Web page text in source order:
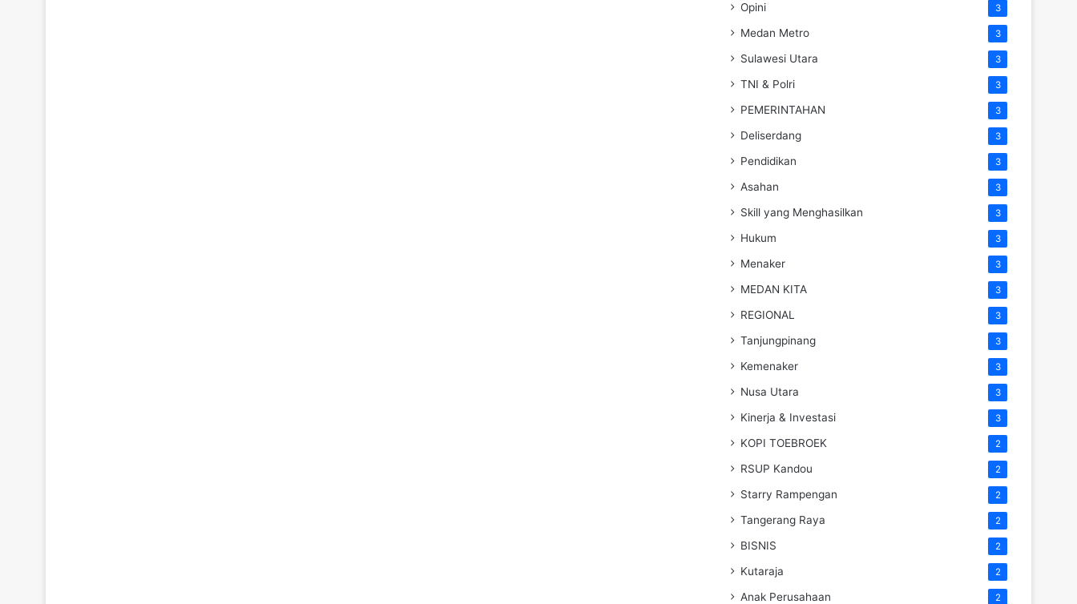
Opini 3
Medan Metro 3
Sulawesi Utara 3
TNI & Polri 3
PEMERINTAHAN 3
Deliserdang 3
Pendidikan 3
Asahan 3
Skill yang Menghasilkan 3
Hukum 3
Menaker 3
MEDAN KITA 3
REGIONAL 3
Tanjungpinang 3
Kemenaker 3
Nusa Utara 3
Kinerja & Investasi 3
KOPI TOEBROEK 2
RSUP Kandou 2
Starry Rampengan 2
Tangerang Raya 2
BISNIS 2
Kutaraja 2
Anak Perusahaan 2